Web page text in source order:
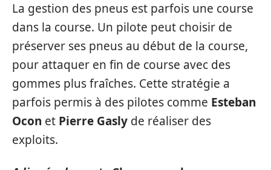
La gestion des pneus est parfois une course
dans la course. Un pilote peut choisir de
préserver ses pneus au début de la course,
pour attaquer en fin de course avec des
gommes plus fraîches. Cette stratégie a
parfois permis à des pilotes comme Esteban
Ocon et Pierre Gasly de réaliser des
exploits.